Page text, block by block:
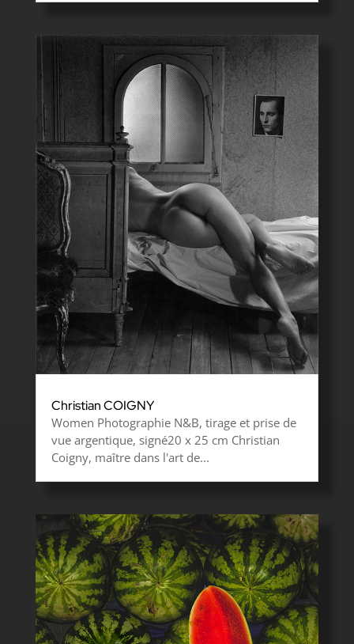
Christian COIGNY
Women Photographie N&B, tirage et prise de
vue argentique, signé20 x 25 cm Christian
Coigny, maître dans l'art de...